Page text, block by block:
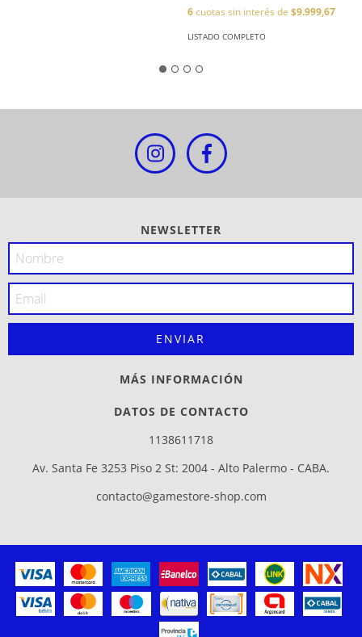
6cuotas sin interés de $9.999,67
LISTADO COMPLETO
NEWSLETTER
MÁS INFORMACIÓN
DATOS DE CONTACTO
1138611718
Av. Santa Fe 3253 Piso 2 St: 2004 - Alto Palermo - CABA.
contacto@gamestore-shop.com